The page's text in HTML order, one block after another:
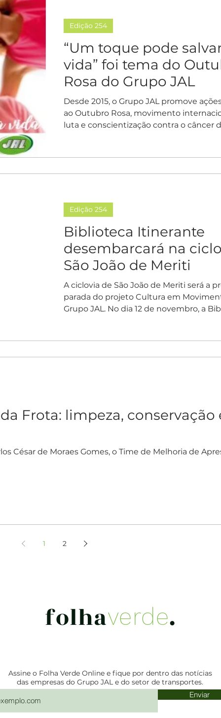
“Um toque pode
vida” foi tema do
Rosa do Grupo JAL
Desde 2015, o Grupo JAL promove
ao Outubro Rosa, movimento
luta e conscientização contra o câncer
Edição 254
Biblioteca Itinerante
desembarcará na
São João de Meriti
A ciclovia de São João de Meriti será a
parada do projeto Cultura em
Grupo JAL. No dia 12 de novembro, a
Edição 254
Frota: limpeza, conservação
César de Moraes Gomes, o Time de Melhoria de
1 2
folhaverde.
Enviar
Assine o Folha Verde Online e fique por dentro das notícias
das empresas do Grupo JAL e do setor de transportes.